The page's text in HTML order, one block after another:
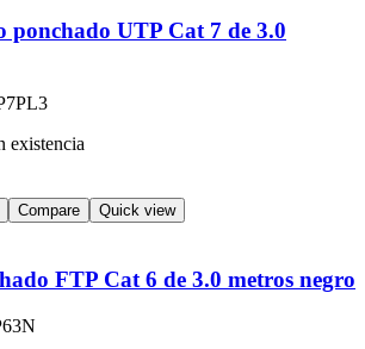
ponchado UTP Cat 7 de 3.0
existencia
Compare Quick view
FTP Cat 6 de 3.0 metros negro